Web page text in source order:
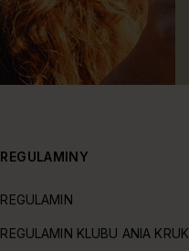
REGULAMINY
REGULAMIN
REGULAMIN KLUBU ANIA KRUK